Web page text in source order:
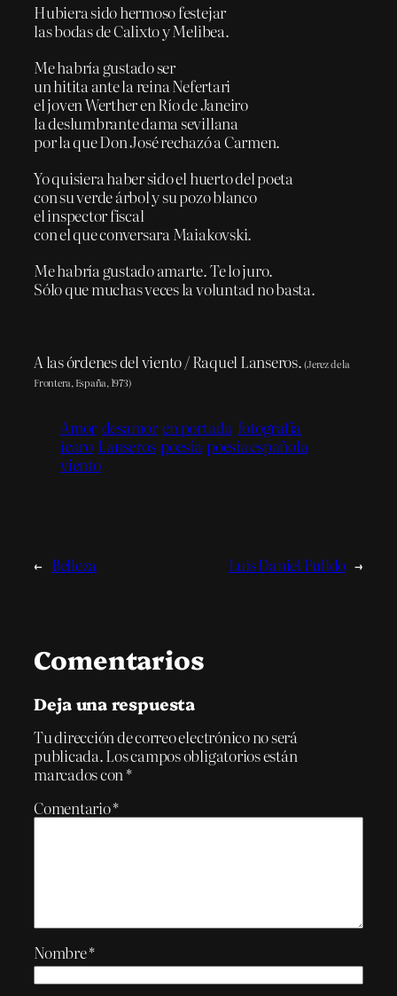
Hubiera sido hermoso festejar
las bodas de Calixto y Melibea.
Me habría gustado ser
un hitita ante la reina Nefertari
el joven Werther en Río de Janeiro
la deslumbrante dama sevillana
por la que Don José rechazó a Carmen.
Yo quisiera haber sido el huerto del poeta
con su verde árbol y su pozo blanco
el inspector fiscal
con el que conversara Maiakovski.
Me habría gustado amarte. Te lo juro.
Sólo que muchas veces la voluntad no basta.
A las órdenes del viento / Raquel Lanseros.(Jerez de la
Frontera, España, 1973)
Amor desamor en portada fotografía
ícaro Lanseros poesía poesía española
viento
← Belleza Luis Daniel Pulido →
Comentarios
Deja una respuesta
Tu dirección de correo electrónico no será
publicada.Los campos obligatorios están
marcados con *
Comentario*
Nombre*